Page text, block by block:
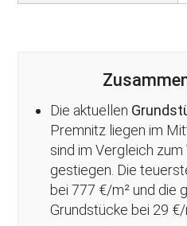
Die aktuellen
Premnitz liegen im
sind im Vergleich zum
gestiegen . Die
bei 777 €/m² und die
Grundstücke bei 29 €/